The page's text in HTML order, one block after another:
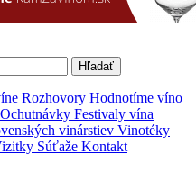
Hľadať
Rozhovory Hodnotíme víno
Ochutnávky Festivaly vína
vinárstiev Vinotéky
Súťaže Kontakt